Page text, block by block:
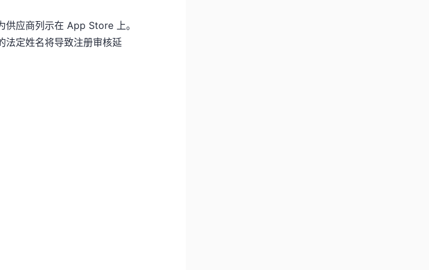
应商列示在 App Store 上。
法定姓名将导致注册审核延